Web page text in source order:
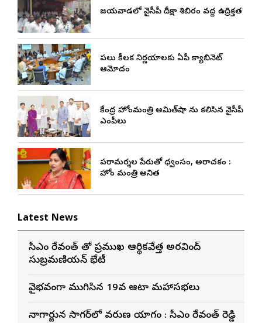
విజయవాడలో వైసీపీ దీక్షా శిబిరం వద్ద ఉద్రిక్తత
పలు కీలక నిర్ణయాలకు ఏపీ క్యాబినెట్
ఆమోదం
కేంద్ర హోంమంత్రి అమిత్‌షా ను కలిసిన వైసీపీ
ఎంపీలు
పరామర్శల పేరుతో విధ్వంసం, అరాచకం :
హోం మంత్రి అనిత
Latest News
సీఎం రేవంత్ తో ప్రముఖ ఆర్థికవేత్త అరవింద్‌
సుబ్రమణియన్ భేటీ
వైభవంగా ముగిసిన 19వ ఆటా మహాసభలు
నాగార్జున సాగ‌ర్‌లో వరుణ యాగం : సీఎం రేవంత్ రెడ్డి